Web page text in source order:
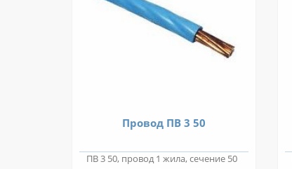
Провод ПВ 3 50
ПВ 3 50, провод 1 жила, сечение 50